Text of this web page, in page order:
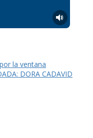
la ventana
DORA CADAVID